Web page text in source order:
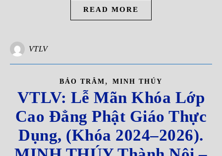
READ MORE
VTLV
BẢO TRÂM , MINH THÚY
VTLV: Lễ Mãn Khóa Lớp
Cao Đẳng Phật Giáo Thực
Dụng, (Khóa 2024–2026).